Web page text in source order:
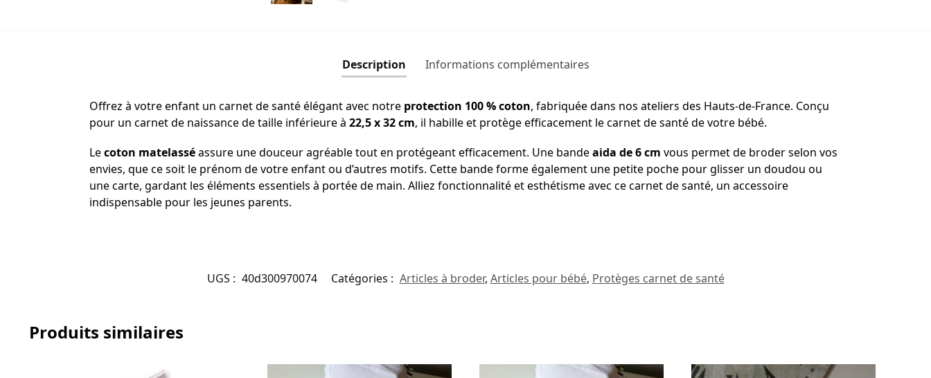
Description Informations complémentaires
Offrez à votre enfant un carnet de santé élégant avec notre protection 100 % coton, fabriquée dans nos ateliers des Hauts-de-France. Conçu
pour un carnet de naissance de taille inférieure à 22,5 x 32 cm, il habille et protège efficacement le carnet de santé de votre bébé.
Lecoton matelasséassure une douceur agréable tout en protégeant efficacement. Une bandeaida de 6 cm vous permet de broder selon vos
envies, que ce soit le prénom de votre enfant ou d’autres motifs. Cette bande forme également une petite poche pour glisser un doudou ou
une carte, gardant les éléments essentiels à portée de main. Alliez fonctionnalité et esthétisme avec ce carnet de santé, un accessoire
indispensable pour les jeunes parents.
UGS : 40d300970074 Catégories : Articles à broder, Articles pour bébé, Protèges carnet de santé
Produits similaires